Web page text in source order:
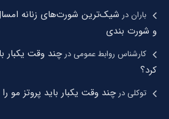
باراندر شیک‌ترین شورت‌های زنانه
و شورت بندی
کارشناس روابط عمومیدرچند وقت یکبار
کرد؟
توکلیدرچند وقت یکبار باید پروتز مو